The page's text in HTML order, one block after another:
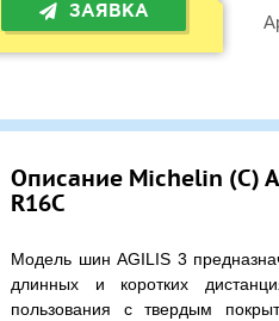
ЗАЯВКА
Описание Michelin (С)
R16C
Модель шин AGILIS 3
длинных и коротких
пользования с твердым